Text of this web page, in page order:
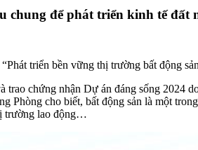
để phát triển kinh tế đất
triển bền vững thị trường bất động
trao chứng nhận Dự án đáng sống
cho biết, bất động sản là một
trường lao động…